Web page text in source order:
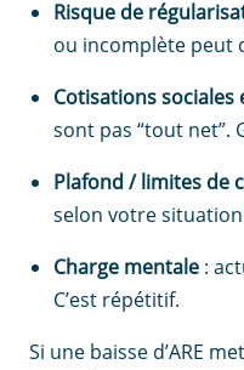
Risque de
ou incomplète peut
Cotisations sociales
sont pas “tout net”.
Plafond / limites de
selon votre
Charge mentale :
C’est répétitif.
Si une baisse d’ARE